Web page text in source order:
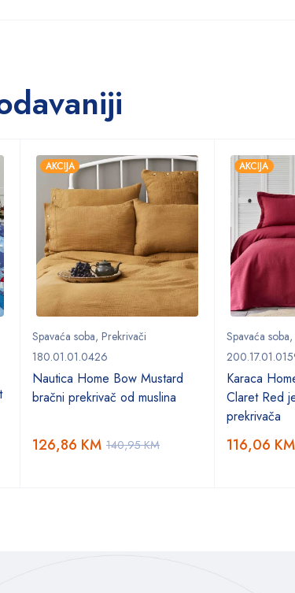
AKCIJA
Spavaća soba, Prekrivači
180.01.01.0426
Nautica Home Bow Mustard
bračni prekrivač od muslina
140,95KM
126,86 KM
AKCIJA
Spavaća soba,
Karaca
Claret Red
prekrivača
116,06 KM